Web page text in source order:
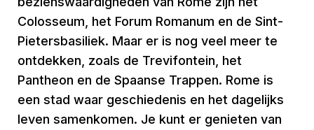
Colosseum, het Forum Romanum en de Sint-
Pietersbasiliek. Maar er is nog veel meer te
ontdekken, zoals de Trevifontein, het
Pantheon en de Spaanse Trappen. Rome is
een stad waar geschiedenis en het dagelijks
leven samenkomen. Je kunt er genieten van